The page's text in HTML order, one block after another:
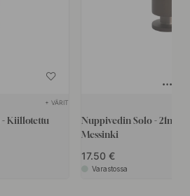
+ VÄRIT
- Kiillotettu
Nuppivedin Solo - 21mm
Messinki
17.50
Varastossa